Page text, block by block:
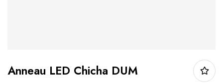
Anneau LED Chicha DUM